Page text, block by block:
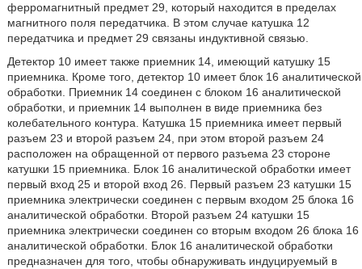
ферромагнитный предмет 29, который находится в пределах
магнитного поля передатчика. В этом случае катушка 12
передатчика и предмет 29 связаны индуктивной связью.
Детектор 10 имеет также приемник 14, имеющий катушку 15
приемника. Кроме того, детектор 10 имеет блок 16 аналитической
обработки. Приемник 14 соединен с блоком 16 аналитической
обработки, и приемник 14 выполнен в виде приемника без
колебательного контура. Катушка 15 приемника имеет первый
разъем 23 и второй разъем 24, при этом второй разъем 24
расположен на обращенной от первого разъема 23 стороне
катушки 15 приемника. Блок 16 аналитической обработки имеет
первый вход 25 и второй вход 26. Первый разъем 23 катушки 15
приемника электрически соединен с первым входом 25 блока 16
аналитической обработки. Второй разъем 24 катушки 15
приемника электрически соединен со вторым входом 26 блока 16
аналитической обработки. Блок 16 аналитической обработки
предназначен для того, чтобы обнаруживать индуцируемый в